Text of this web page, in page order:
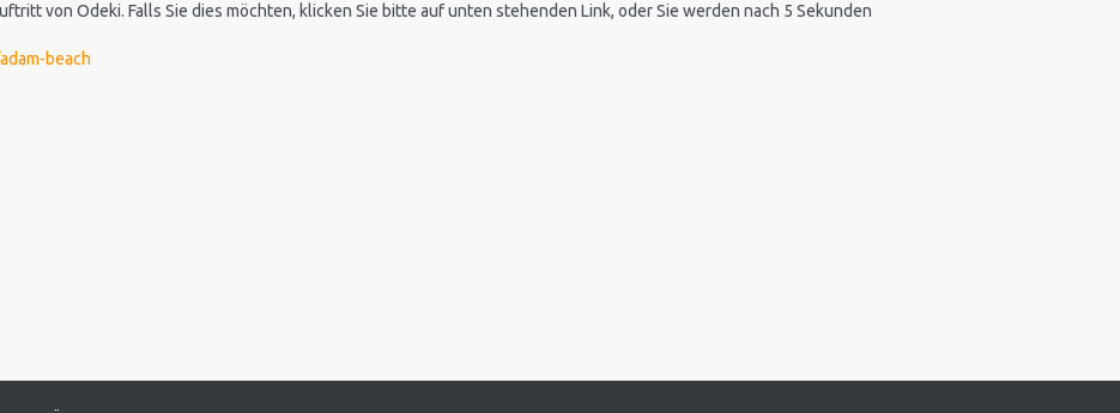
von Odeki. Falls Sie dies möchten, klicken Sie bitte auf unten stehenden Link, oder Sie werden nach 5 Sekunden
beach